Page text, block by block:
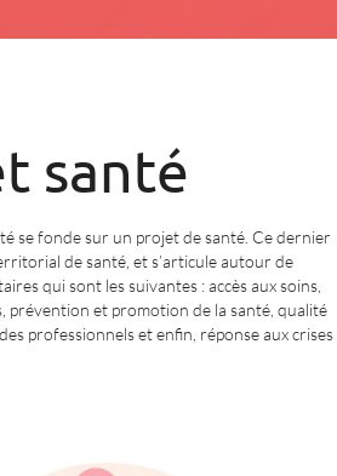
santé
se fonde sur un projet de santé. Ce dernier
de santé, et s’articule autour de
qui sont les suivantes : accès aux soins,
prévention et promotion de la santé, qualité
professionnels et enfin, réponse aux crises